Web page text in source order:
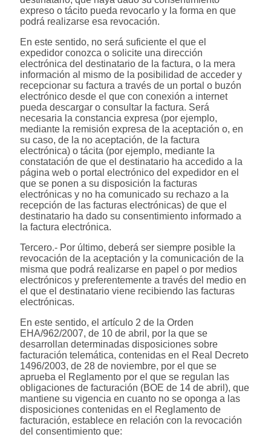
expreso o tácito pueda revocarlo y la forma en que
podrá realizarse esa revocación.
En este sentido, no será suficiente el que el
expedidor conozca o solicite una dirección
electrónica del destinatario de la factura, o la mera
información al mismo de la posibilidad de acceder y
recepcionar su factura a través de un portal o buzón
electrónico desde el que con conexión a internet
pueda descargar o consultar la factura. Será
necesaria la constancia expresa (por ejemplo,
mediante la remisión expresa de la aceptación o, en
su caso, de la no aceptación, de la factura
electrónica) o tácita (por ejemplo, mediante la
constatación de que el destinatario ha accedido a la
página web o portal electrónico del expedidor en el
que se ponen a su disposición la facturas
electrónicas y no ha comunicado su rechazo a la
recepción de las facturas electrónicas) de que el
destinatario ha dado su consentimiento informado a
la factura electrónica.
Tercero.- Por último, deberá ser siempre posible la
revocación de la aceptación y la comunicación de la
misma que podrá realizarse en papel o por medios
electrónicos y preferentemente a través del medio en
el que el destinatario viene recibiendo las facturas
electrónicas.
En este sentido, el artículo 2 de la Orden
EHA/962/2007, de 10 de abril, por la que se
desarrollan determinadas disposiciones sobre
facturación telemática, contenidas en el Real Decreto
1496/2003, de 28 de noviembre, por el que se
aprueba el Reglamento por el que se regulan las
obligaciones de facturación (BOE de 14 de abril), que
mantiene su vigencia en cuanto no se oponga a las
disposiciones contenidas en el Reglamento de
facturación, establece en relación con la revocación
del consentimiento que: